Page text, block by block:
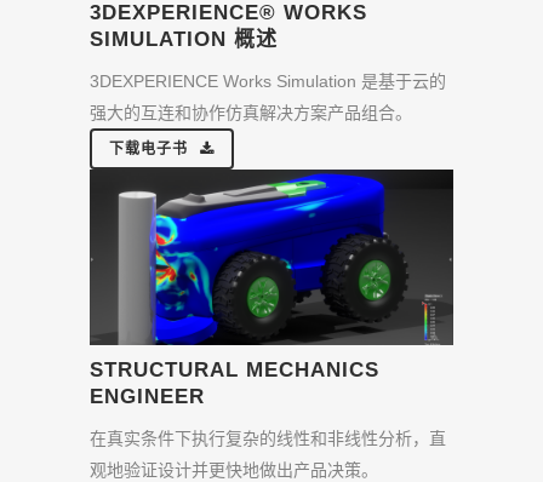
3DEXPERIENCE® WORKS
SIMULATION 概述
3DEXPERIENCE Works Simulation 是基于云的
强大的互连和协作仿真解决方案产品组合。
下载电子书
STRUCTURAL MECHANICS
ENGINEER
在真实条件下执行复杂的线性和非线性分析，直
观地验证设计并更快地做出产品决策。